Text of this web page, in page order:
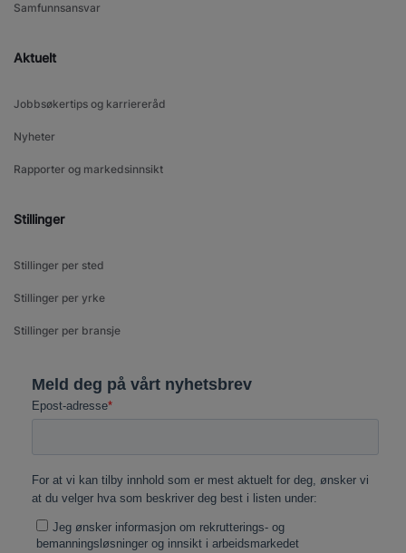
Samfunnsansvar
Aktuelt
Jobbsøkertips og karriereråd
Nyheter
Rapporter og markedsinnsikt
Stillinger
Stillinger per sted
Stillinger per yrke
Stillinger per bransje